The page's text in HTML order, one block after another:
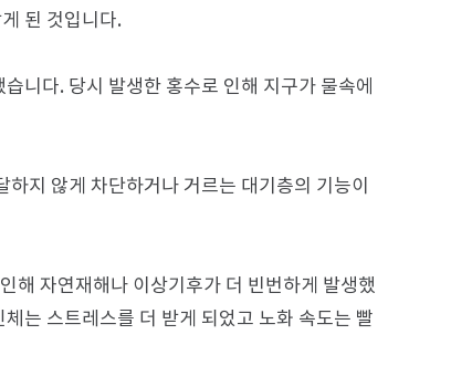
된 것입니다.
니다. 당시 발생한 홍수로 인해 지구가 물속에
지 않게 차단하거나 거르는 대기층의 기능이
해 자연재해나 이상기후가 더 빈번하게 발생했
는 스트레스를 더 받게 되었고 노화 속도는 빨